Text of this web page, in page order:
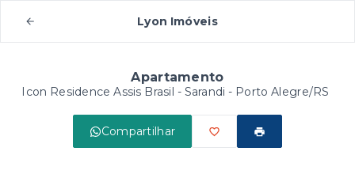
Lyon Imóveis
Apartamento
Icon Residence Assis Brasil - Sarandi - Porto Alegre/RS
Compartilhar